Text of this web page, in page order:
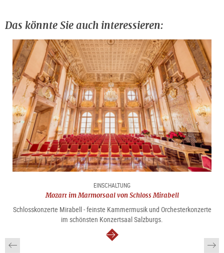
Das könnte Sie auch interessieren:
EINSCHALTUNG
Mozart im Marmorsaal von Schloss Mirabell
Schlosskonzerte Mirabell - feinste Kammermusik und Orchesterkonzerte
im schönsten Konzertsaal Salzburgs.
weiter